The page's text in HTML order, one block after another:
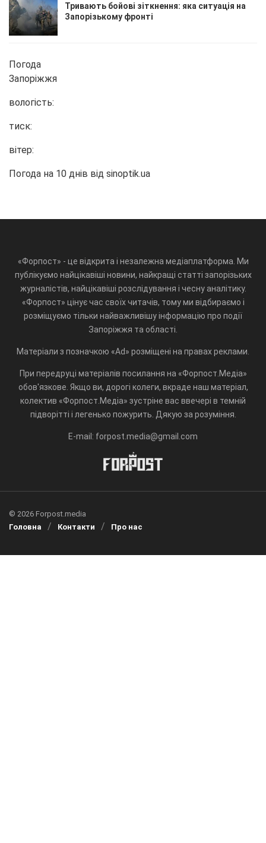
Тривають бойові зіткнення: яка ситуація на
Запорізькому фронті
Погода
Запоріжжя
вологість:
тиск:
вітер:
Погода на 10 днів від sinoptik.ua
«Форпост» - це відкрита і незалежна медіаплатформа. Ми
публікуємо найцікавіші новини, найкращі статті запорізьких
журналістів, найцікавіші розслідування і чесну аналітику.
«Форпост» цінує час своїх читачів, тому ми відбираємо і
розміщуємо тільки найважливішу інформацію про події
Запоріжжя та області.
Матеріали з позначкою «Ad» розміщені на правах реклами.
При передруці матеріалів посилання на «Форпост.Медіа»
обов'язкове. Якщо ви, дорогі колеги, вкраде наш матеріал,
колектив «Форпост.Медіа» зустріне вас ввечері в темній
підворітті і легенько пожурить. Дякую за розуміння.
E-mail: forpost.media@gmail.com
© 2026 Forpost.media
Головна
Контакти Про нас